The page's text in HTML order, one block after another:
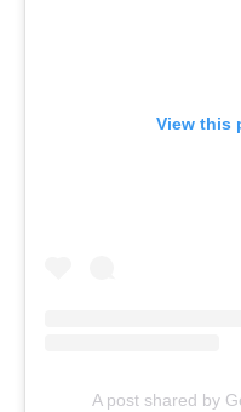
View this
A post shared by